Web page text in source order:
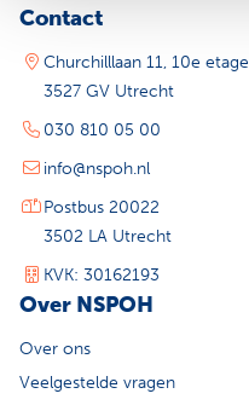
Contact
Churchilllaan 11, 10e etage
3527 GV Utrecht
030 810 05 00
info@nspoh.nl
Postbus 20022
3502 LA Utrecht
KVK: 30162193
Over NSPOH
Over ons
Veelgestelde vragen